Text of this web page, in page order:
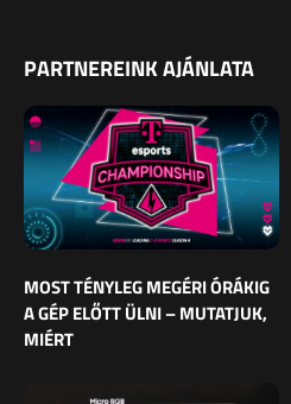
PARTNEREINK AJÁNLATA
MOST TÉNYLEG MEGÉRI ÓRÁKIG
A GÉP ELŐTT ÜLNI – MUTATJUK,
MIÉRT